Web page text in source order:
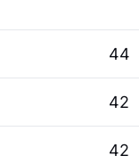
44
42
42